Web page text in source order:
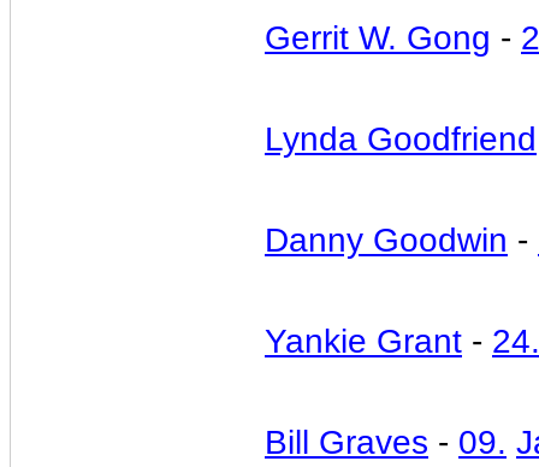
Gerrit W. Gong -
Lynda Goodfriend
Danny Goodwin -
Yankie Grant - 24.
Bill Graves - 09.